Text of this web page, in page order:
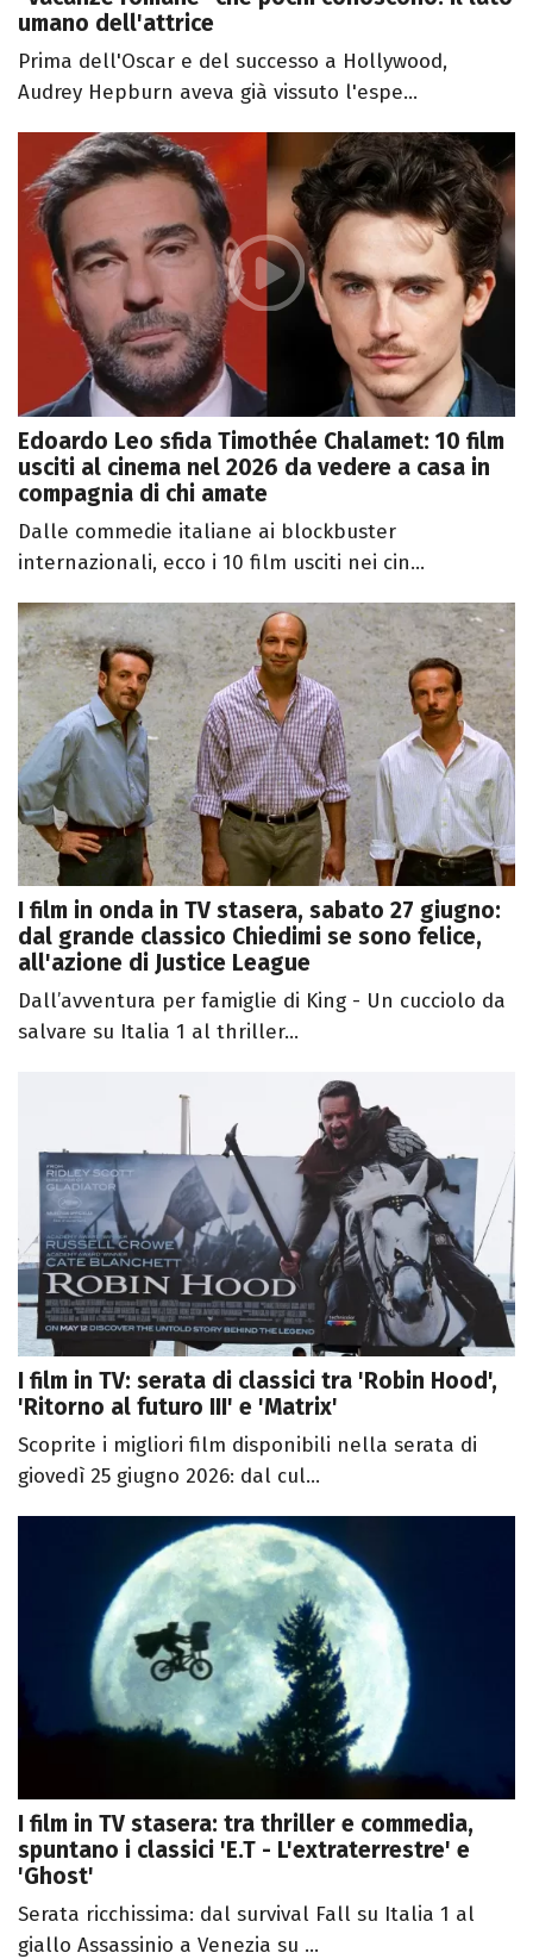
umano dell'attrice
Prima dell'Oscar e del successo a Hollywood,
Audrey Hepburn aveva già vissuto l'espe...
Edoardo Leo sfida Timothée Chalamet: 10 film
usciti al cinema nel 2026 da vedere a casa in
compagnia di chi amate
Dalle commedie italiane ai blockbuster
internazionali, ecco i 10 film usciti nei cin...
I film in onda in TV stasera, sabato 27 giugno:
dal grande classico Chiedimi se sono felice,
all'azione di Justice League
Dall’avventura per famiglie di King - Un cucciolo da
salvare su Italia 1 al thriller...
I film in TV: serata di classici tra 'Robin Hood',
'Ritorno al futuro III' e 'Matrix'
Scoprite i migliori film disponibili nella serata di
giovedì 25 giugno 2026: dal cul...
I film in TV stasera: tra thriller e commedia,
spuntano i classici 'E.T - L'extraterrestre' e
'Ghost'
Serata ricchissima: dal survival Fall su Italia 1 al
giallo Assassinio a Venezia su ...